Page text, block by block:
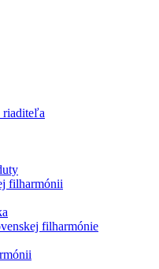
riaditeľa
filharmónii
filharmónie